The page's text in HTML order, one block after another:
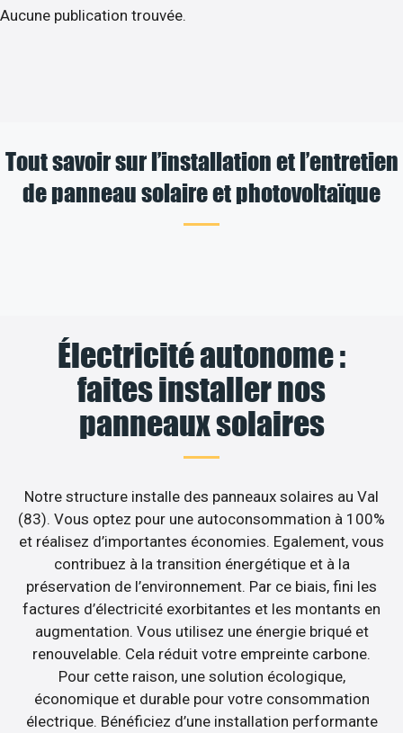
Aucune publication trouvée.
Tout savoir sur l’installation et l’entretien
de panneau solaire et photovoltaïque
Électricité autonome :
faites installer nos
panneaux solaires
Notre structure installe des panneaux solaires au Val
(83). Vous optez pour une autoconsommation à 100%
et réalisez d’importantes économies. Egalement, vous
contribuez à la transition énergétique et à la
préservation de l’environnement. Par ce biais, fini les
factures d’électricité exorbitantes et les montants en
augmentation. Vous utilisez une énergie briqué et
renouvelable. Cela réduit votre empreinte carbone.
Pour cette raison, une solution écologique,
économique et durable pour votre consommation
électrique. Bénéficiez d’une installation performante